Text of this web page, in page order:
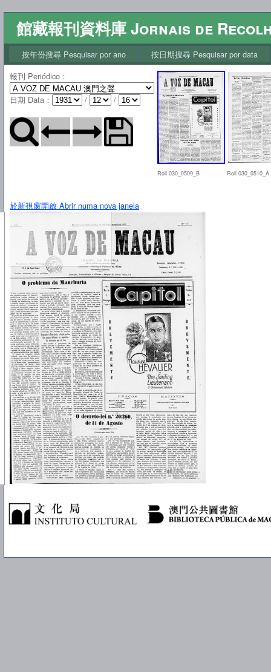
館藏報刊資料庫 Jornais de
按年份搜尋 Pesquisar por ano
按日期搜尋 Pesquisar por data
報刊 Periódico ：
日期 Data ： / /
Roll 030_0509_B Roll 030_0510_A
於新視窗開啟 Abrir numa nova janela